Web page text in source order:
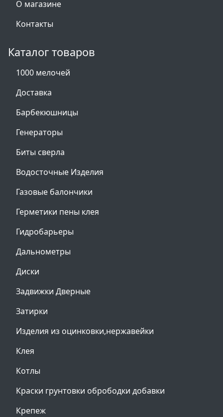
О магазине
Контакты
Каталог товаров
1000 мелочей
Доставка
Барбекюшницы
Генераторы
Биты сверла
Водосточные Изделия
Газовые балончики
Герметики пены клея
Гидробарьеры
Дальнометры
Диски
Задвижки Дверные
Затирки
Изделия из оцинковки,нержавейки
Клея
Котлы
Краски грунтовки обрободки добавки
Крепеж